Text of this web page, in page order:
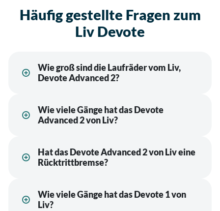
Häufig gestellte Fragen zum
Liv Devote
Wie groß sind die Laufräder vom Liv,
Devote Advanced 2?
Wie viele Gänge hat das Devote
Advanced 2 von Liv?
Hat das Devote Advanced 2 von Liv eine
Rücktrittbremse?
Wie viele Gänge hat das Devote 1 von
Liv?